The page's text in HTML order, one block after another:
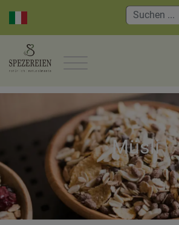
Müsli